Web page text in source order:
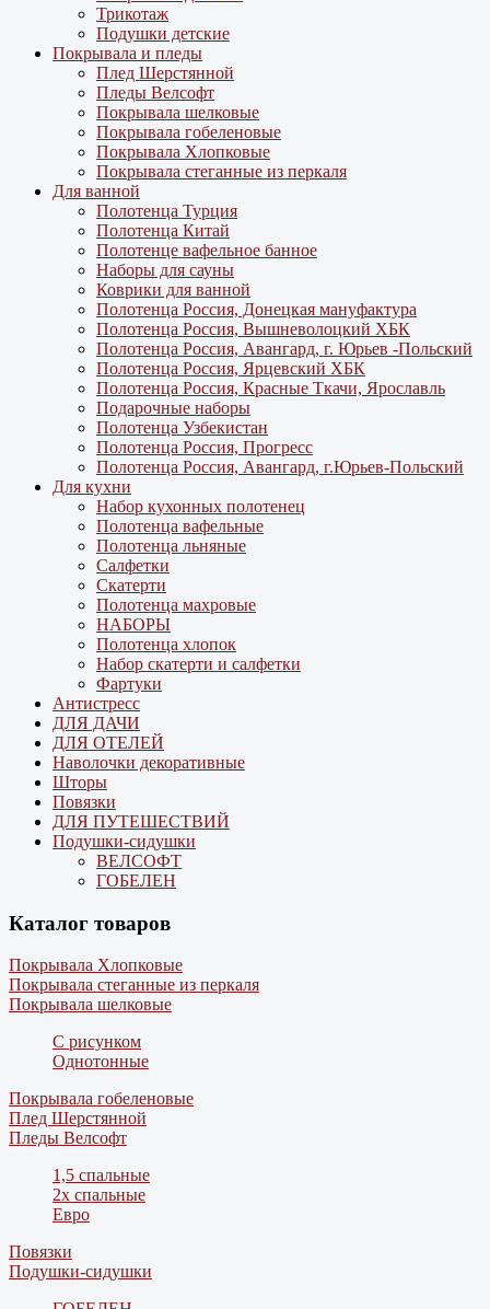
Трикотаж
Подушки детские
Покрывала и пледы
Плед Шерстянной
Пледы Велсофт
Покрывала шелковые
Покрывала гобеленовые
Покрывала Хлопковые
Покрывала стеганные из перкаля
Для ванной
Полотенца Турция
Полотенца Китай
Полотенце вафельное банное
Наборы для сауны
Коврики для ванной
Полотенца Россия, Донецкая мануфактура
Полотенца Россия, Вышневолоцкий ХБК
Полотенца Россия, Авангард, г. Юрьев -Польский
Полотенца Россия, Ярцевский ХБК
Полотенца Россия, Красные Ткачи, Ярославль
Подарочные наборы
Полотенца Узбекистан
Полотенца Россия, Прогресс
Полотенца Россия, Авангард, г.Юрьев-Польский
Для кухни
Набор кухонных полотенец
Полотенца вафельные
Полотенца льняные
Салфетки
Скатерти
Полотенца махровые
НАБОРЫ
Полотенца хлопок
Набор скатерти и салфетки
Фартуки
Антистресс
ДЛЯ ДАЧИ
ДЛЯ ОТЕЛЕЙ
Наволочки декоративные
Шторы
Повязки
ДЛЯ ПУТЕШЕСТВИЙ
Подушки-сидушки
ВЕЛСОФТ
ГОБЕЛЕН
Каталог товаров
Покрывала Хлопковые
Покрывала стеганные из перкаля
Покрывала шелковые
С рисунком
Однотонные
Покрывала гобеленовые
Плед Шерстянной
Пледы Велсофт
1,5 спальные
2х спальные
Евро
Повязки
Подушки-сидушки